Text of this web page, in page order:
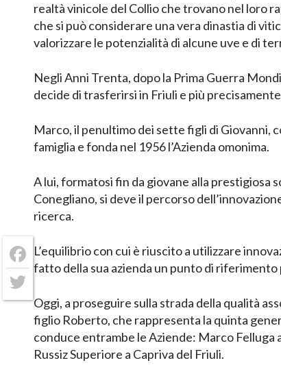
realtà vinicole del Collio che trovano nel loro
che si può considerare una vera dinastia di
valorizzare le potenzialità di alcune uve e di
Negli Anni Trenta, dopo la Prima Guerra
decide di trasferirsi in Friuli e più
Marco, il penultimo dei sette figli di Giovanni,
famiglia e fonda nel 1956 l’Azienda omonima.
A lui, formatosi fin da giovane alla prestigiosa
Conegliano, si deve il percorso
ricerca.
L’equilibrio con cui è riuscito a utilizzare
fatto della sua azienda un punto di
Oggi, a proseguire sulla strada della qualità
figlio Roberto, che rappresenta la quinta
conduce entrambe le Aziende: Marco Felluga
Russiz Superiore a Capriva del Friuli.
Facebook
Twitter